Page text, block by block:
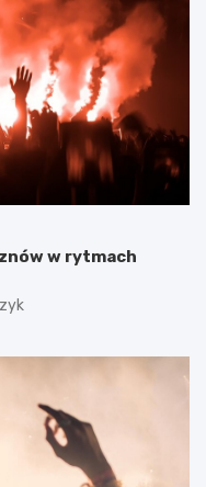
w rytmach